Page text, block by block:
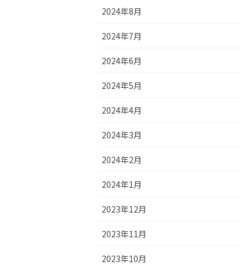
2024年8月
2024年7月
2024年6月
2024年5月
2024年4月
2024年3月
2024年2月
2024年1月
2023年12月
2023年11月
2023年10月